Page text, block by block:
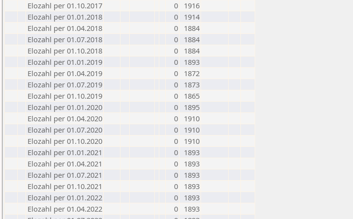
Elozahl per 01.10.2017
0
1916
Elozahl per 01.01.2018
0
1914
Elozahl per 01.04.2018
0
1884
Elozahl per 01.07.2018
0
1884
Elozahl per 01.10.2018
0
1884
Elozahl per 01.01.2019
0
1893
Elozahl per 01.04.2019
0
1872
Elozahl per 01.07.2019
0
1873
Elozahl per 01.10.2019
0
1865
Elozahl per 01.01.2020
0
1895
Elozahl per 01.04.2020
0
1910
Elozahl per 01.07.2020
0
1910
Elozahl per 01.10.2020
0
1910
Elozahl per 01.01.2021
0
1893
Elozahl per 01.04.2021
0
1893
Elozahl per 01.07.2021
0
1893
Elozahl per 01.10.2021
0
1893
Elozahl per 01.01.2022
0
1893
Elozahl per 01.04.2022
0
1893